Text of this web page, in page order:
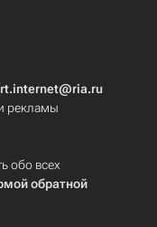
рекламы
обо всех
обратной